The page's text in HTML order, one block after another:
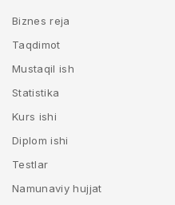
Biznes reja
Taqdimot
Mustaqil ish
Statistika
Kurs ishi
Diplom ishi
Testlar
Namunaviy hujjat